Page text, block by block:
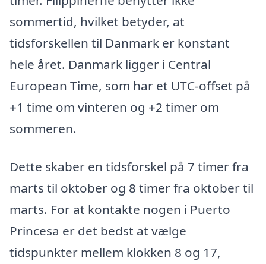
sommertid, hvilket betyder, at
tidsforskellen til Danmark er konstant
hele året. Danmark ligger i Central
European Time, som har et UTC-offset på
+1 time om vinteren og +2 timer om
sommeren.
Dette skaber en tidsforskel på 7 timer fra
marts til oktober og 8 timer fra oktober til
marts. For at kontakte nogen i Puerto
Princesa er det bedst at vælge
tidspunkter mellem klokken 8 og 17,